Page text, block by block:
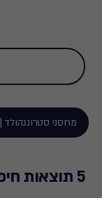
מחסני סטרונגהולד | Stronghold
5 תוצאות חיפוש